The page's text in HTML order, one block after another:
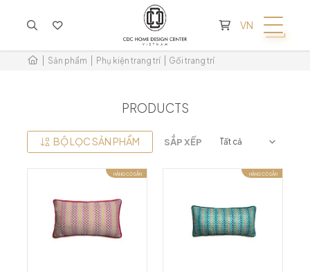
KHÔNG CÓ SẢN PHẨM TRONG GIỎ HÀNG
VN
Sản phẩm Phụ kiện trang trí Gối trang trí
PRODUCTS
BỘ LỌC SẢN PHẨM SẮP XẾP
HÀNG CÓ SẴN HÀNG CÓ SẴN